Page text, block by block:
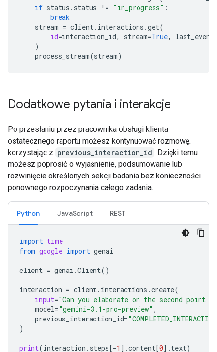
if status . status != "in_progress" :
break
stream = client. interactions .get(
id=interaction_id, stream=True,
)
process_stream(stream)
Dodatkowe pytania i interakcje
Po przesłaniu przez pracownika obsługi klienta
ostatecznego raportu możesz kontynuować rozmowę,
korzystając z previous_interaction_id . Dzięki temu
możesz poprosić o wyjaśnienie, podsumowanie lub
rozwinięcie określonych sekcji badania bez konieczności
ponownego rozpoczynania całego zadania.
Python JavaScript REST
import time
from google import genai
client = genai .Client()
interaction = client. interactions .create(
input="Can you elaborate on the second point
model="gemini-3.1-pro-preview" ,
previous_interaction_id=
)
print(interaction . steps[-1 ] .content[0] . text)